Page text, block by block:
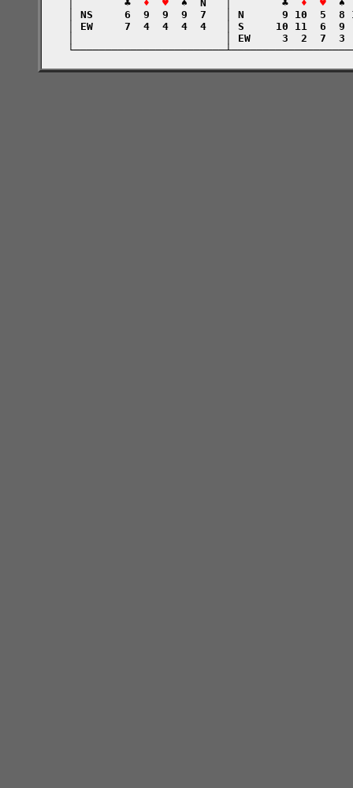
    │        ♣
♦  ♥
  ♠  N   │        ♣
♦  ♥
♠
│ NS     6  9  9  9  7   │ N      9 10  5
│ EW     7  4  4  4  4   │ S     10 11  6
│                        │ EW     3  2  7